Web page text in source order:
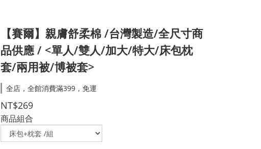
【賽爾】親膚舒柔棉 /台灣製造/全尺寸商
品供應 / <單人/雙人/加大/特大/床包枕
套/兩用被/博被套>
全店，全館消費滿399，免運
NT$269
商品組合